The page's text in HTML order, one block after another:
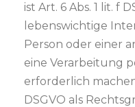
ist Art. 6 Abs. 1 lit. f
lebenswichtige
Person oder einer
eine Verarbeitung
erforderlich
DSGVO als